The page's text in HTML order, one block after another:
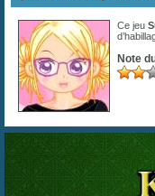
Ce jeu
Note